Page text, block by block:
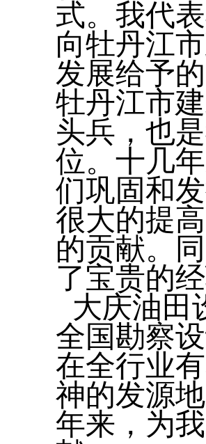
式。我代
向牡丹江
发展给予
牡丹江市
头兵，也
位。十几
们巩固和
很大的提
的贡献。
了宝贵的经
大庆油田
全国勘察
在全行业
神的发源
年来，为